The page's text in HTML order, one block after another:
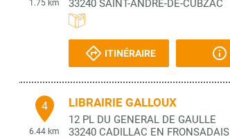
1.75 km
33240 SAINT-ANDRE-DE-CUBZAC
ITINÉRAIRE
4
6.44 km
LIBRAIRIE GALLOUX
12 PL DU GENERAL DE GAULLE
33240 CADILLAC EN FRONSADAIS